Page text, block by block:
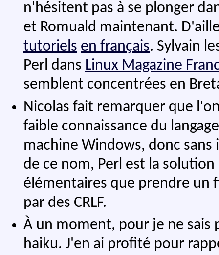
n'hésitent pas à se plonger
et Romuald maintenant.
tutoriels en français. Sylvain
Perl dans Linux Magazine
semblent concentrées en
Nicolas fait remarquer que
faible connaissance du
machine Windows, donc
de ce nom, Perl est la
élémentaires que prendre un
par des CRLF.
À un moment, pour je ne sais
haiku. J'en ai profité pour